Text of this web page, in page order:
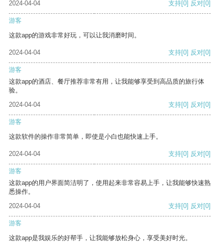
2024-04-04 支持[0] 反对[0]
游客
这款app的游戏非常好玩，可以让我消磨时间。
2024-04-04 支持[0] 反对[0]
游客
这款app的酒店、餐厅推荐非常有用，让我能够享受到高品质的旅行体
验。
2024-04-04
支持[0] 反对[0]
游客
这款软件的操作非常简单，即使是小白也能快速上手。
2024-04-04 支持[0] 反对[0]
游客
这款app的用户界面简洁明了，使用起来非常容易上手，让我能够快速熟
悉操作。
2024-04-04
支持[0] 反对[0]
游客
这款app是我娱乐的好帮手，让我能够放松身心，享受美好时光。